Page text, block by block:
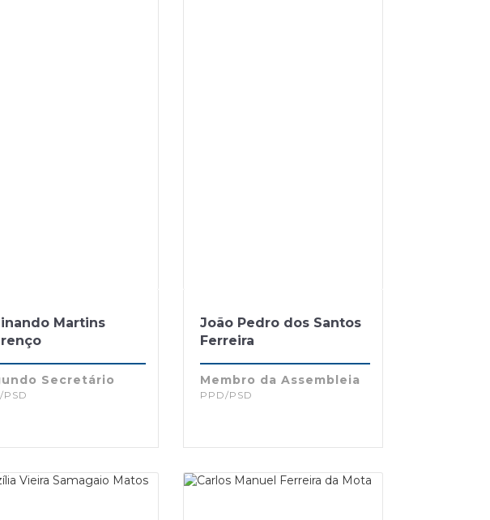
Martins
Secretário
PSD
João Pedro dos Santos
Ferreira
Membro da Assembleia
PPD/PSD